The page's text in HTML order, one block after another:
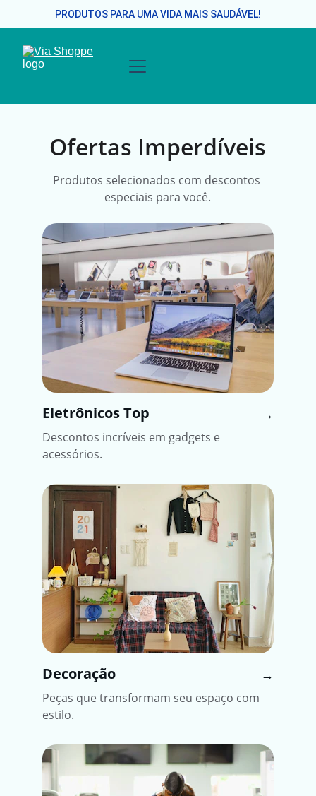
PRODUTOS PARA UMA VIDA MAIS SAUDÁVEL!
Ofertas Imperdíveis
Produtos selecionados com descontos
especiais para você.
Eletrônicos Top
Descontos incríveis em gadgets e
acessórios.
Decoração
Peças que transformam seu espaço com
estilo.
→
→